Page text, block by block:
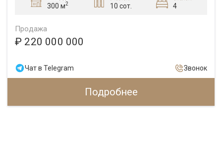
300 м2 10 сот. 4
Продажа
₽ 220 000 000
Чат в Telegram Звонок
Подробнее